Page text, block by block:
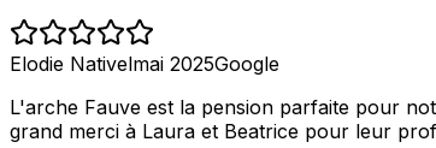
Elodie Nativelmai 2025Google
L'arche Fauve est la pension parfaite pour
grand merci à Laura et Beatrice pour leur